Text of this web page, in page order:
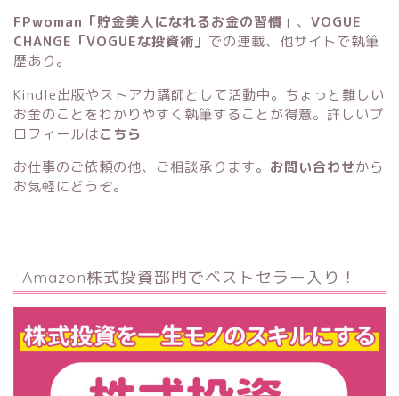
FPwoman「貯金美人になれるお金の習慣 」 、 VOGUE
CHANGE「VOGUEな投資術」 での連載、他サイトで執筆
歴あり。
Kindle出版やストアカ講師として活動中。ちょっと難しい
お金のことをわかりやすく執筆することが得意。詳しいプ
ロフィールはこちら
お仕事のご依頼の他、ご相談承ります。 お問い合わせから
お気軽にどうぞ。
Amazon株式投資部門でベストセラー入り！